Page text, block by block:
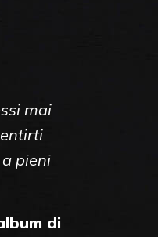
mai
pieni
di